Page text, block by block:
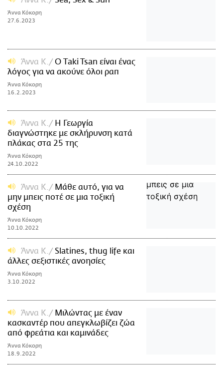
Άννα Κόκορη
27.6.2023
Άννα Κ.
Ο Τaki Tsan είναι ένας
λόγος για να ακούνε όλοι ραπ
Άννα Κόκορη
16.2.2023
Άννα Κ.
Η Γεωργία
διαγνώστηκε με σκλήρυνση κατά
πλάκας στα 25 της
Άννα Κόκορη
24.10.2022
Άννα Κ.
Μάθε αυτό, για να
μην μπεις ποτέ σε μια τοξική
σχέση
Άννα Κόκορη
10.10.2022
Άννα Κ.
Slatines, thug life και
άλλες σεξιστικές ανοησίες
Άννα Κόκορη
3.10.2022
Άννα Κ.
Μιλώντας με έναν
κασκαντέρ που απεγκλωβίζει ζώα
από φρεάτια και καμινάδες
Άννα Κόκορη
18.9.2022